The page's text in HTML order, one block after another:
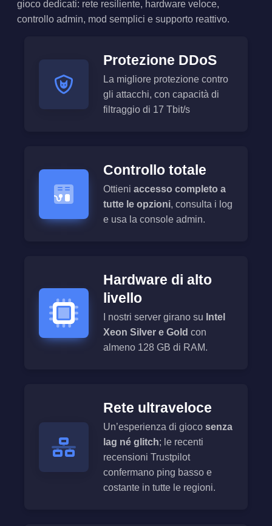
gioco dedicati: rete resiliente, hardware veloce,
controllo admin, mod semplici e supporto reattivo.
Protezione DDoS
La migliore protezione contro
gli attacchi, con capacità di
filtraggio di 17 Tbit/s
Controllo totale
Ottieni accesso completo a
tutte le opzioni, consulta i log
e usa la console admin.
Hardware di alto
livello
I nostri server girano su Intel
Xeon Silver e Gold con
almeno 128 GB di RAM.
Rete ultraveloce
Un’esperienza di gioco senza
lag né glitch; le recenti
recensioni Trustpilot
confermano ping basso e
costante in tutte le regioni.